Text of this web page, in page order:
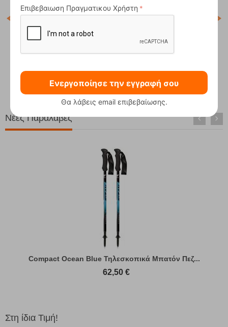
Σκηνή Παραλίας Αυτόματη Solart 1663
Κωδικός:
διαθέσιμο 42,50
Νέες Παραλαβές
Compact Ocean Blue Τηλεσκοπικά Μπατόν Πεζ...
62,50 €
Στη ίδια Τιμή!
Επιβεβαιωση Πραγματικου Χρήστη
Ενεργοποίησε την εγγραφή σου
Θα λάβεις email επιβεβαίωσης.